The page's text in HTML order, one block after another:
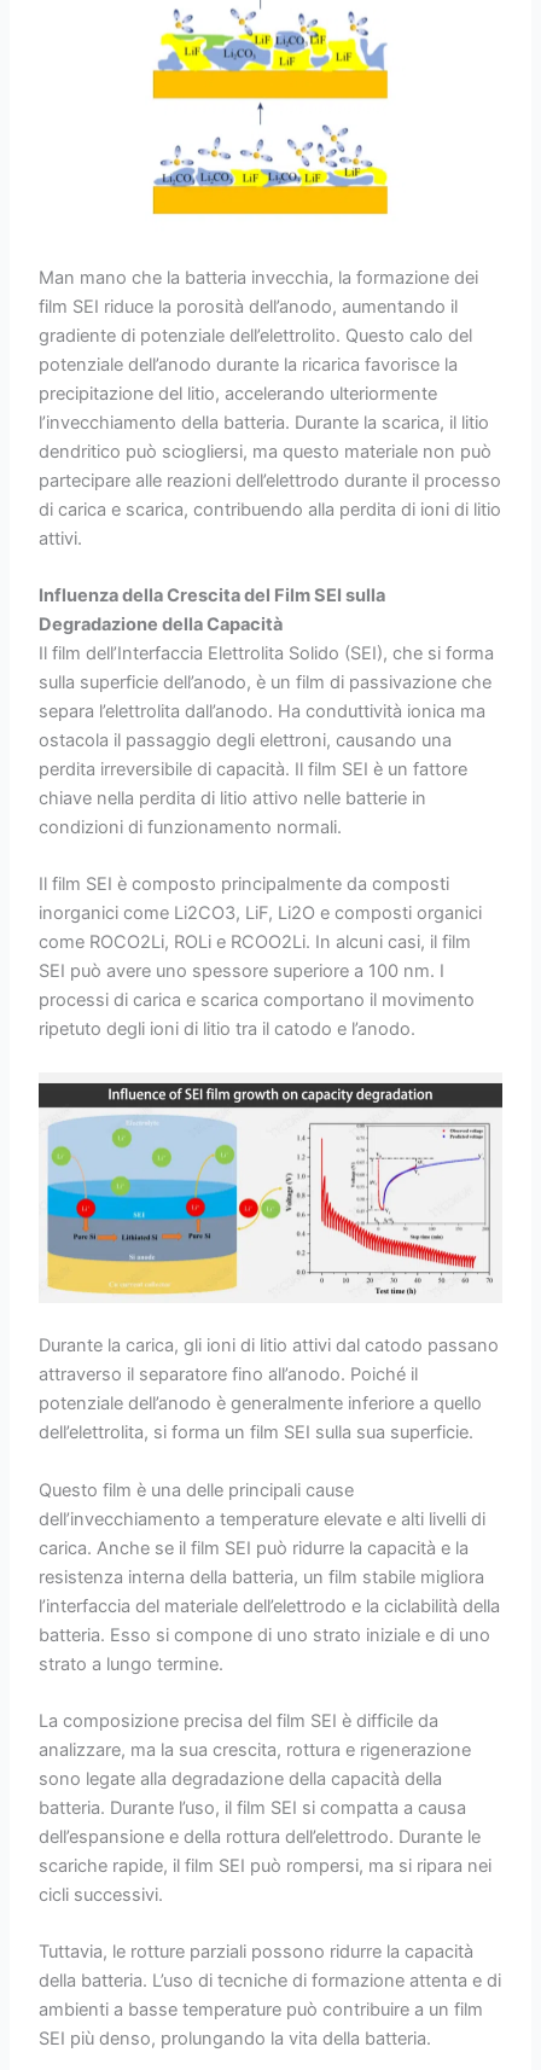
Man mano che la batteria invecchia, la formazione dei
film SEI riduce la porosità dell’anodo, aumentando il
gradiente di potenziale dell’elettrolito. Questo calo del
potenziale dell’anodo durante la ricarica favorisce la
precipitazione del litio, accelerando ulteriormente
l’invecchiamento della batteria. Durante la scarica, il litio
dendritico può sciogliersi, ma questo materiale non può
partecipare alle reazioni dell’elettrodo durante il processo
di carica e scarica, contribuendo alla perdita di ioni di litio
attivi.
Influenza della Crescita del Film SEI sulla
Degradazione della Capacità
Il film dell’Interfaccia Elettrolita Solido (SEI), che si forma
sulla superficie dell’anodo, è un film di passivazione che
separa l’elettrolita dall’anodo. Ha conduttività ionica ma
ostacola il passaggio degli elettroni, causando una
perdita irreversibile di capacità. Il film SEI è un fattore
chiave nella perdita di litio attivo nelle batterie in
condizioni di funzionamento normali.
Il film SEI è composto principalmente da composti
inorganici come Li2CO3, LiF, Li2O e composti organici
come ROCO2Li, ROLi e RCOO2Li. In alcuni casi, il film
SEI può avere uno spessore superiore a 100 nm. I
processi di carica e scarica comportano il movimento
ripetuto degli ioni di litio tra il catodo e l’anodo.
Durante la carica, gli ioni di litio attivi dal catodo passano
attraverso il separatore fino all’anodo. Poiché il
potenziale dell’anodo è generalmente inferiore a quello
dell’elettrolita, si forma un film SEI sulla sua superficie.
Questo film è una delle principali cause
dell’invecchiamento a temperature elevate e alti livelli di
carica. Anche se il film SEI può ridurre la capacità e la
resistenza interna della batteria, un film stabile migliora
l’interfaccia del materiale dell’elettrodo e la ciclabilità della
batteria. Esso si compone di uno strato iniziale e di uno
strato a lungo termine.
La composizione precisa del film SEI è difficile da
analizzare, ma la sua crescita, rottura e rigenerazione
sono legate alla degradazione della capacità della
batteria. Durante l’uso, il film SEI si compatta a causa
dell’espansione e della rottura dell’elettrodo. Durante le
scariche rapide, il film SEI può rompersi, ma si ripara nei
cicli successivi.
Tuttavia, le rotture parziali possono ridurre la capacità
della batteria. L’uso di tecniche di formazione attenta e di
ambienti a basse temperature può contribuire a un film
SEI più denso, prolungando la vita della batteria.